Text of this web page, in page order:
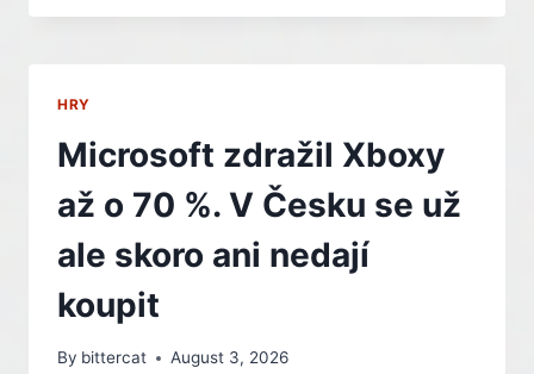
SÉRIE
DÍKY
NOVÉMU
FILMU
OPĚT
KURZU
HRY
Microsoft zdražil Xboxy
až o 70 %. V Česku se už
ale skoro ani nedají
koupit
By bittercat August 3, 2026